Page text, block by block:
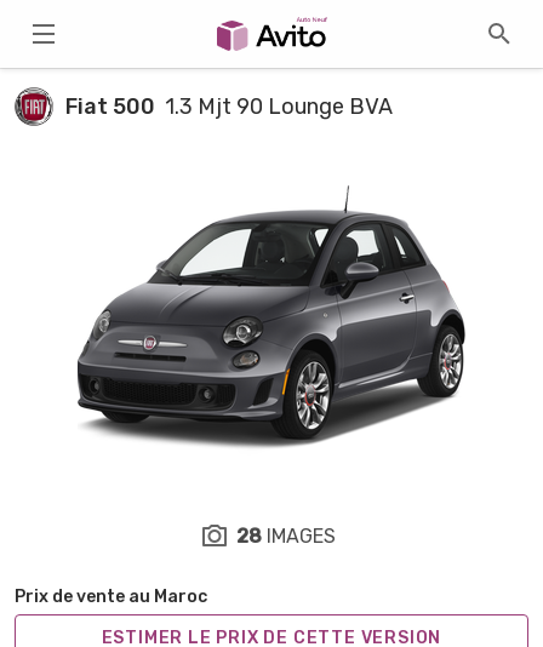
Fiat 500 1.3 Mjt 90 Lounge BVA
Prix de vente au Maroc
ESTIMER LE PRIX DE CETTE VERSION
28 IMAGES